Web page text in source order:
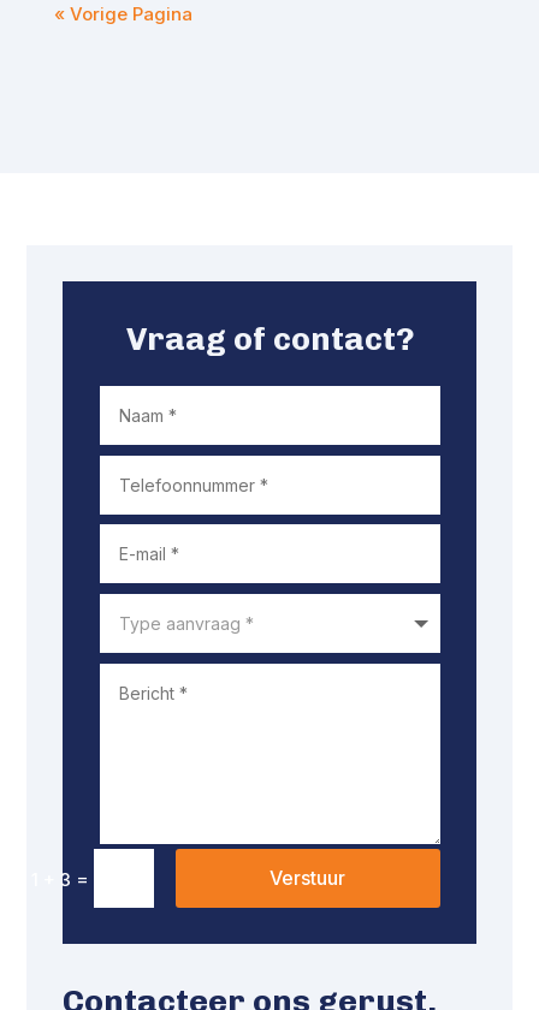
« Vorige Pagina
Vraag of contact?
1 + 3 = Verstuur
Contacteer ons gerust.